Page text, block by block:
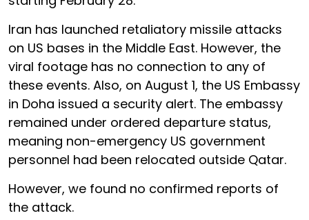
Iran has launched retaliatory missile attacks
on US bases in the Middle East. However, the
viral footage has no connection to any of
these events. Also, on August 1, the US Embassy
in Doha issued a security alert. The embassy
remained under ordered departure status,
meaning non-emergency US government
personnel had been relocated outside Qatar.
However, we found no confirmed reports of
the attack.